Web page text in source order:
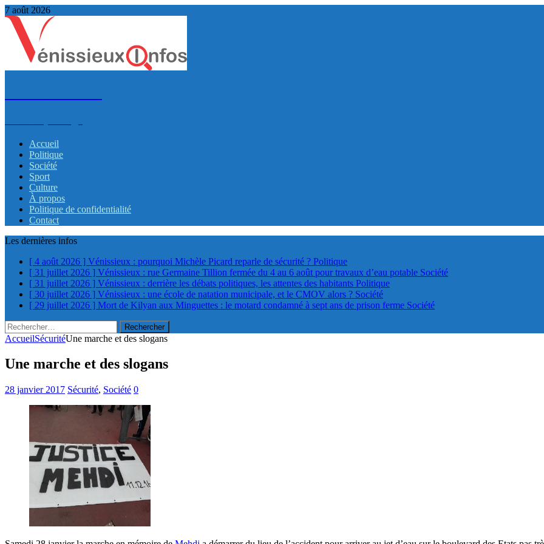
7 août 2026
Accueil
Politique
Société
Sport
Culture
À propos
Politique de confidentialité
Contact
Les dernières infos
[ 4 août 2026 ] Vénissieux : pourquoi Michèle Picard reparle de sécurité ? Politique
[ 31 juillet 2026 ] Vénissieux : rue Germaine Tillion fermée du 4 au 6 août pour travaux d’eau potable Société
[ 31 juillet 2026 ] Vénissieux : derrière les débats politiques, les attentes des habitants Politique
[ 30 juillet 2026 ] Vénissieux : une école de natation municipale, et le CMOV alors ? Société
[ 29 juillet 2026 ] Mort de Kilyan aux Minguettes : le motard condamné à sept ans de prison ferme Société
Rechercher :
AccueilSécuritéUne marche et des slogans
Une marche et des slogans
28 janvier 2017 Sécurité, Société 0